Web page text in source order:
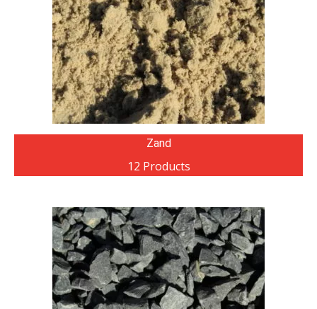
Zand
12 Products